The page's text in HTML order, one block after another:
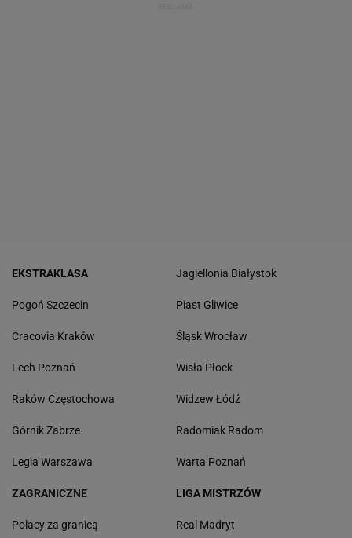
EKSTRAKLASA
Pogoń Szczecin
Cracovia Kraków
Lech Poznań
Raków Częstochowa
Górnik Zabrze
Legia Warszawa
Jagiellonia Białystok
Piast Gliwice
Śląsk Wrocław
Wisła Płock
Widzew Łódź
Radomiak Radom
Warta Poznań
ZAGRANICZNE
Polacy za granicą
LIGA MISTRZÓW
Real Madryt